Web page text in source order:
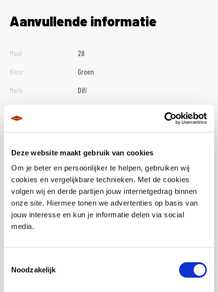
Deze website maakt gebruik van cookies
Om je beter en persoonlijker te helpen, gebruiken wij
cookies en vergelijkbare technieken. Met de cookies
volgen wij en derde partijen jouw internetgedrag binnen
onze site. Hiermee tonen we advertenties op basis van
jouw interesse en kun je informatie delen via social
media.
Noodzakelijk
Aanvullende informatie
Maat
28
Kleur
Groen
Merk
Difi
Bretel bevestiging
Ja
Verbindingsrits
Ja
Reflectie
Nee
Waterdicht
Nee
SKU